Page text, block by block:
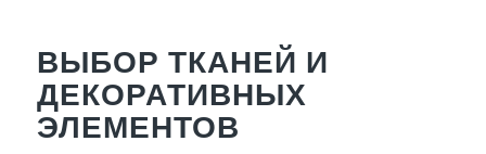
ВЫБОР ТКАНЕЙ И
ДЕКОРАТИВНЫХ
ЭЛЕМЕНТОВ